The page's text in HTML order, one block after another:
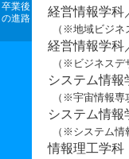
卒業後
の進路
経営情報学科
（※地域ビジネ
経営情報学科
（※ビジネスデ
システム情
（※宇宙情報専
システム情報
（※システム情
情報理工学科